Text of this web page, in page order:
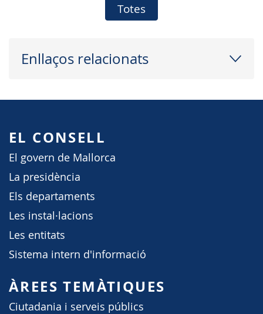
Totes
Enllaços relacionats
EL CONSELL
El govern de Mallorca
La presidència
Els departaments
Les instal·lacions
Les entitats
Sistema intern d'informació
ÀREES TEMÀTIQUES
Ciutadania i serveis públics